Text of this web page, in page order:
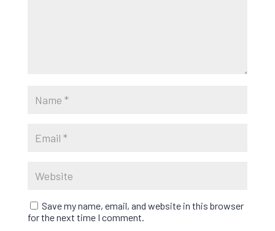
Save my name, email, and website in this browser
for the next time I comment.